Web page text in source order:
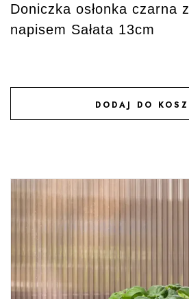
Doniczka osłonka czarna
napisem Sałata 13cm
DODAJ DO
DODAJ DO